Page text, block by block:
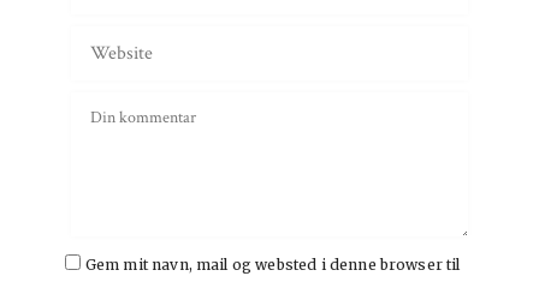
Gem mit navn, mail og websted i denne browser til